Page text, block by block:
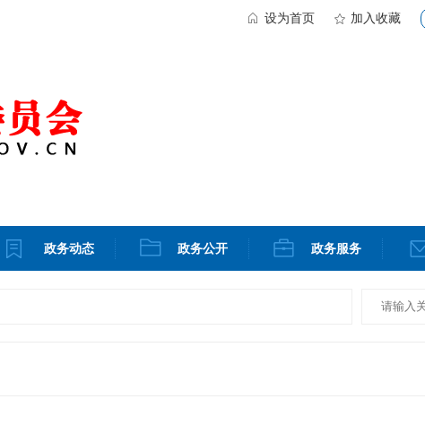
设为首页 加入收藏
政务动态 政务公开 政务服务